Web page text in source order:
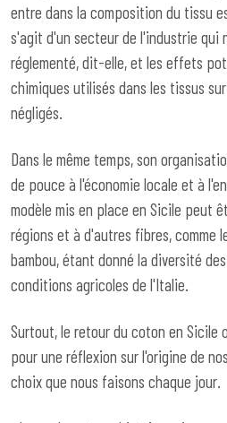
entre dans la composition du tissu
s'agit d'un secteur de l'industrie qui
réglementé, dit-elle, et les effets
chimiques utilisés dans les tissus
négligés.
Dans le même temps, son
de pouce à l'économie locale et à
modèle mis en place en Sicile peut
régions et à d'autres fibres, comme
bambou, étant donné la diversité
conditions agricoles de l'Italie.
Surtout, le retour du coton en
pour une réflexion sur l'origine de
choix que nous faisons chaque jour.